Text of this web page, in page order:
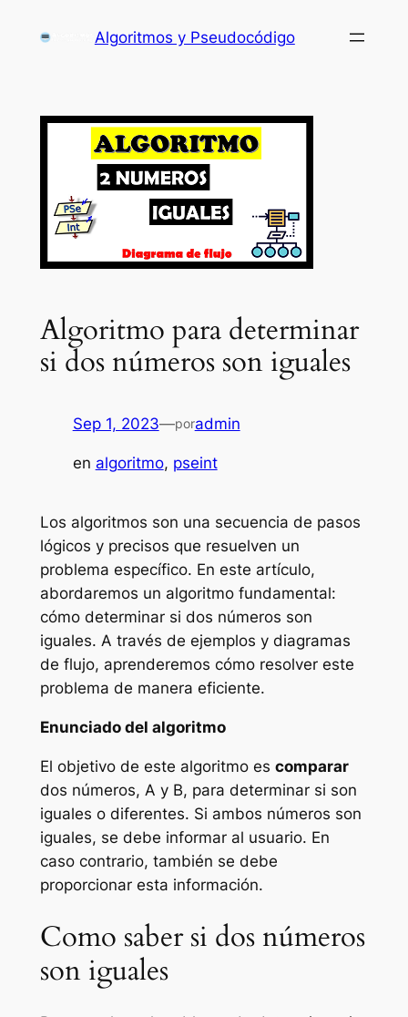
Algoritmos y Pseudocódigo
Algoritmo para determinar
si dos números son iguales
Sep 1, 2023—poradmin
en algoritmo, pseint
Los algoritmos son una secuencia de pasos
lógicos y precisos que resuelven un
problema específico. En este artículo,
abordaremos un algoritmo fundamental:
cómo determinar si dos números son
iguales. A través de ejemplos y diagramas
de flujo, aprenderemos cómo resolver este
problema de manera eficiente.
Enunciado del algoritmo
El objetivo de este algoritmo es comparar
dos números, A y B, para determinar si son
iguales o diferentes. Si ambos números son
iguales, se debe informar al usuario. En
caso contrario, también se debe
proporcionar esta información.
Como saber si dos números
son iguales